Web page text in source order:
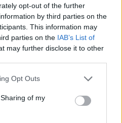
opt-out of the further
by third parties on the
This information may
parties on the IAB’s List of
may further disclose it to other
Opt Outs
of my
cierto muy activo en el sub-foro
y te den cantidad de alegrías
tenemos; aquí tienen cabida
sí, con respeto y de muy
agradecen. Nosotros por
de ayudarte en lo que